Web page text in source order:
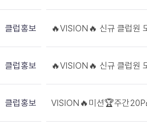
클럽홍보 🔥VISION🔥 신규 클럽원
클럽홍보 🔥VISION🔥 신규 클럽원
클럽홍보 VISION🔥미션🏆주간